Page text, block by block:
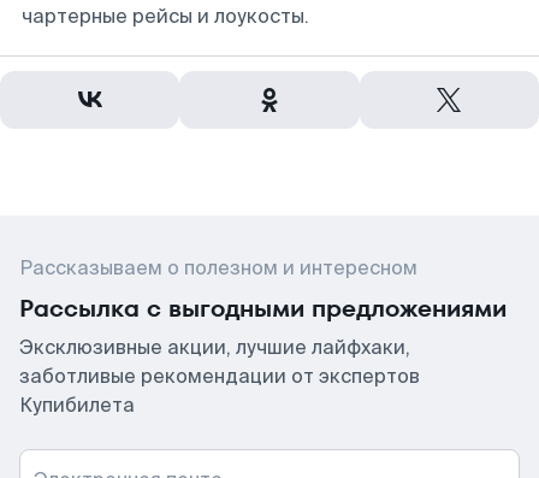
чартерные рейсы и лоукосты.
Рассказываем о полезном и интересном
Рассылка с выгодными предложениями
Эксклюзивные акции, лучшие лайфхаки,
заботливые рекомендации от экспертов
Купибилета